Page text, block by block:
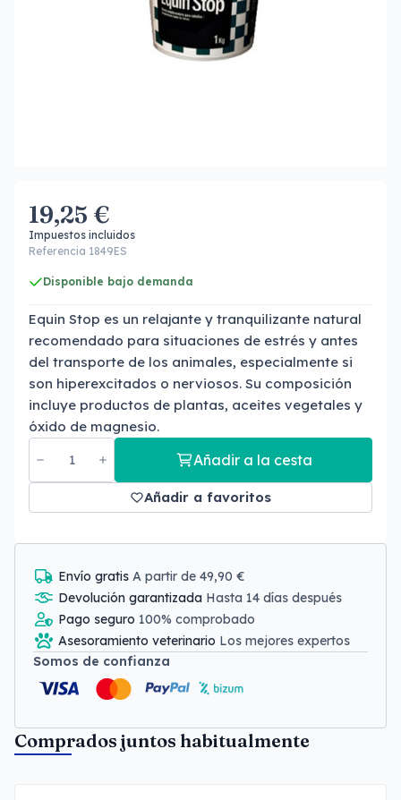
19,25 €
Impuestos incluidos
Referencia 1849ES
Disponible bajo demanda
Equin Stop es un relajante y tranquilizante natural
recomendado para situaciones de estrés y antes
del transporte de los animales, especialmente si
son hiperexcitados o nerviosos. Su composición
incluye productos de plantas, aceites vegetales y
óxido de magnesio.
Añadir a la cesta
Añadir a favoritos
Envío gratis A partir de 49,90 €
Devolución garantizada Hasta 14 días después
Pago seguro 100% comprobado
Asesoramiento veterinario Los mejores expertos
Somos de confianza
Comprados juntos habitualmente